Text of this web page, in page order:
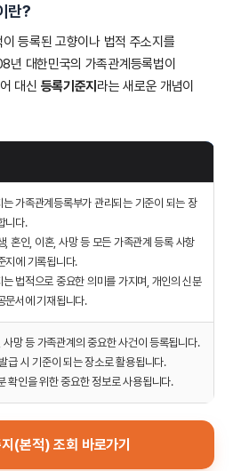
란?
등록된 고향이나 법적 주소지를
년 대한민국의 가족관계등록법이
대신 등록기준지 라는 새로운 개념이
는 가족관계등록부가 관리되는 기준이 되는 장
니다.
, 혼인, 이혼, 사망 등 모든 가족관계 등록 사항
지에 기록됩니다.
는 법적으로 중요한 의미를 가지며, 개인의 신분
문서에 기재됩니다.
사망 등 가족관계의 중요한 사건이 등록됩니다.
급 시 기준이 되는 장소로 활용됩니다.
확인을 위한 중요한 정보로 사용됩니다.
(본적) 조회 바로가기